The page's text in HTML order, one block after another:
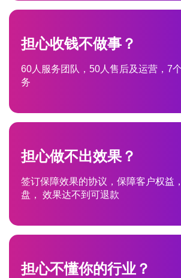
担心收钱不做事？
60人服务团队，50人售后及运营，7
务
担心做不出效果？
签订保障效果的协议，保障客户权益
盘， 效果达不到可退款
担心不懂你的行业？